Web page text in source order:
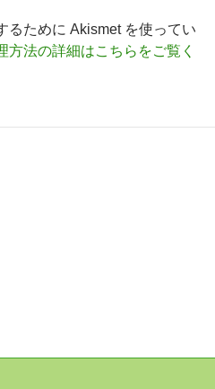
るために Akismet を使ってい
方法の詳細はこちらをご覧く